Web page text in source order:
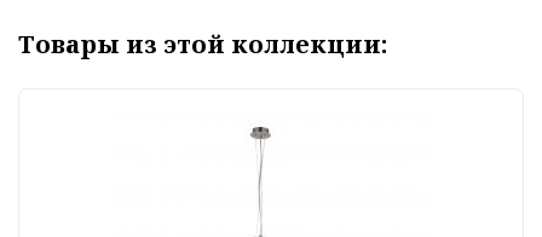
Товары из этой коллекции: